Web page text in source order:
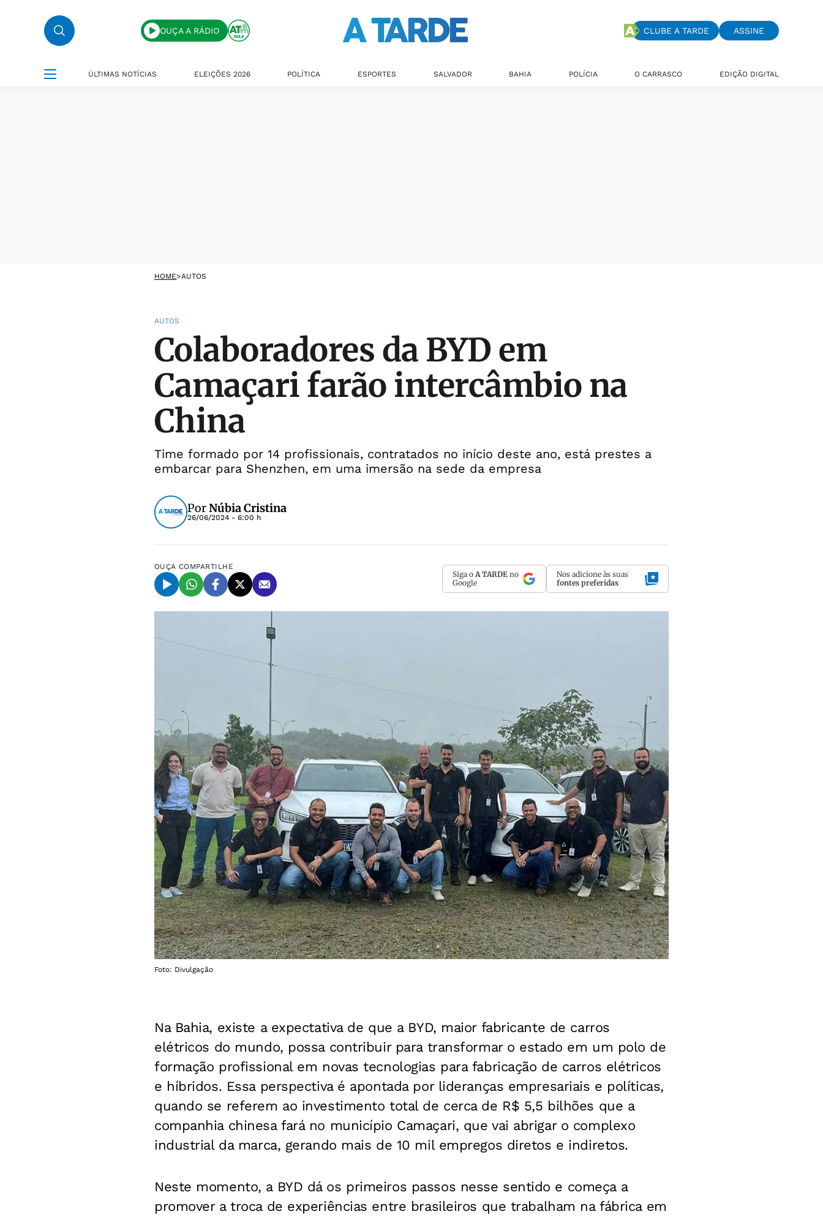
OUÇA A RÁDIO CLUBE A TARDE ASSINE
ÚLTIMAS NOTÍCIAS ELEIÇÕES 2026 POLÍTICA ESPORTES SALVADOR BAHIA POLÍCIA O CARRASCO EDIÇÃO DIGITAL
HOME>AUTOS
AUTOS
Colaboradores da BYD em
Camaçari farão intercâmbio na
China
Time formado por 14 profissionais, contratados no início deste ano, está prestes a
embarcar para Shenzhen, em uma imersão na sede da empresa
PorNúbia Cristina
26/06/2024 - 6:00 h
OUÇA COMPARTILHE
Siga o A TARDE no
Google
Nos adicione às suas
fontes preferidas
Foto: Divulgação
Na Bahia, existe a expectativa de que a BYD, maior fabricante de carros
elétricos do mundo, possa contribuir para transformar o estado em um polo de
formação profissional em novas tecnologias para fabricação de carros elétricos
e híbridos. Essa perspectiva é apontada por lideranças empresariais e políticas,
quando se referem ao investimento total de cerca de R$ 5,5 bilhões que a
companhia chinesa fará no município Camaçari, que vai abrigar o complexo
industrial da marca, gerando mais de 10 mil empregos diretos e indiretos.
Neste momento, a BYD dá os primeiros passos nesse sentido e começa a
promover a troca de experiências entre brasileiros que trabalham na fábrica em